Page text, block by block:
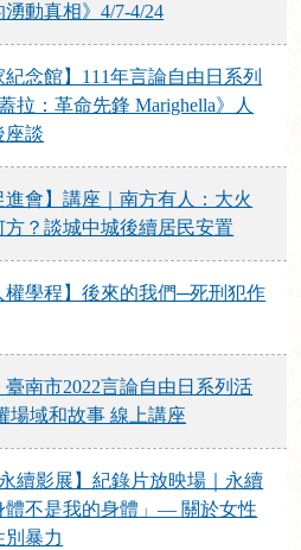
動真相》4/7-4/24
紀念館】111年言論自由日系列
拉：革命先鋒 Marighella》人
座談
進會】講座｜南方有人：大火
方？談城中城後續居民安置
權學程】後來的我們─死刑犯作
臺南市2022言論自由日系列活
場域和故事 線上講座
永續影展】紀錄片放映場｜永續
體不是我的身體」— 關於女性
別暴力